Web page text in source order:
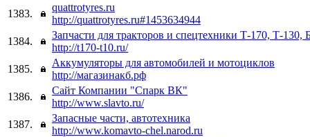
1383.
quattrotyres.ru
http://quattrotyres.ru#1453634944
1384.
Запчасти для тракторов и спецтехники Т-170, Т-130,
http://t170-t10.ru/
1385.
Аккумуляторы для автомобилей и мотоциклов
http://магазинакб.рф
1386.
Сайт Компании "Спарк ВК"
http://www.slavto.ru/
1387.
Запасные части, автотехника
http://www.komavto-chel.narod.ru